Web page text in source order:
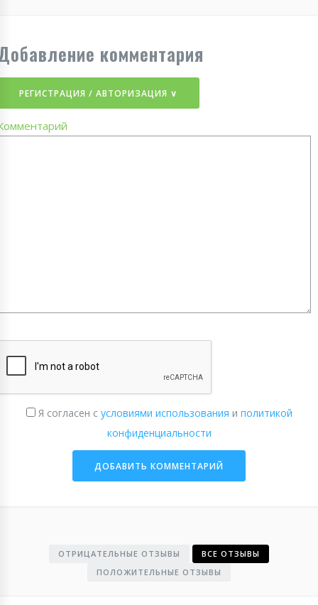
комментария
РЕГИСТРАЦИЯ / АВТОРИЗАЦИЯ ∨
Я согласен с условиями использования и политикой
конфиденциальности
ОТРИЦАТЕЛЬНЫЕ ОТЗЫВЫ
ВСЕ ОТЗЫВЫ
ПОЛОЖИТЕЛЬНЫЕ ОТЗЫВЫ